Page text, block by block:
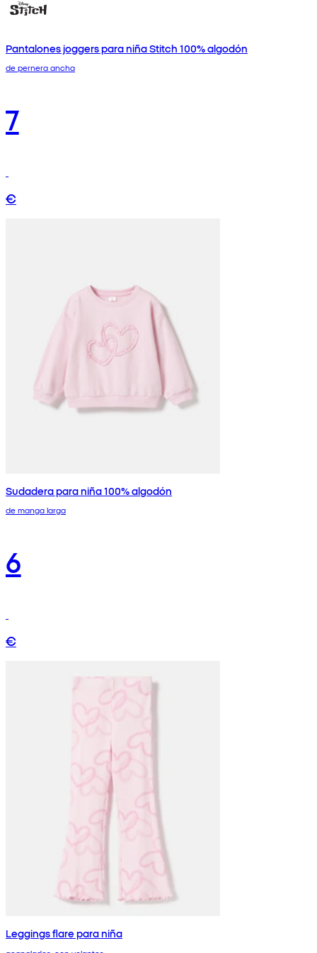
Pantalones joggers para niña Stitch 100% algodón
de pernera ancha
7
€
Sudadera para niña 100% algodón
de manga larga
6
€
Leggings flare para niña